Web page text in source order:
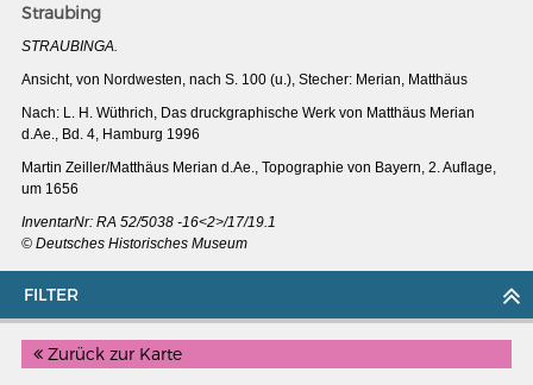
SCHIFFSTYPEN
Entwicklungen im europäischen Schiffbau
FILTER
Zurück zur Karte
Straubing
STRAUBINGA.
Ansicht, von Nordwesten, nach S. 100 (u.), Stecher: Merian, Matthäus
Nach: L. H. Wüthrich, Das druckgraphische Werk von Matthäus Merian
d.Ae., Bd. 4, Hamburg 1996
Martin Zeiller/Matthäus Merian d.Ae., Topographie von Bayern, 2. Auflage,
um 1656
InventarNr: RA 52/5038 -16<2>/17/19.1
© Deutsches Historisches Museum